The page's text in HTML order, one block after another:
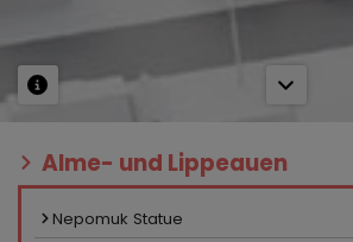
Alme- und Lippeauen
Nepomuk Statue